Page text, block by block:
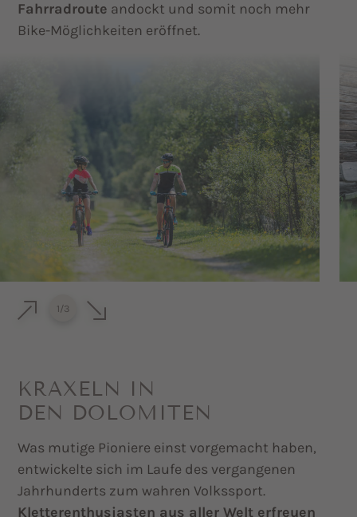
Fahrradroute andockt und somit noch mehr
Bike-Möglichkeiten eröffnet.
1/3
KRAXELN IN
DEN DOLOMITEN
Was mutige Pioniere einst vorgemacht haben,
entwickelte sich im Laufe des vergangenen
Jahrhunderts zum wahren Volkssport.
Kletterenthusiasten aus aller Welt erfreuen